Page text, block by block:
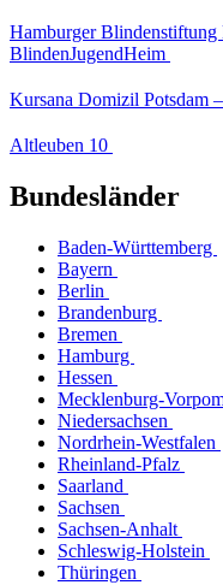
Hamburger
BlindenJugendHeim
Kursana Domizil Potsdam
Altleuben 10
Bundesländer
Baden-Württemberg
Bayern
Berlin
Brandenburg
Bremen
Hamburg
Hessen
Mecklenburg-
Niedersachsen
Nordrhein-Westfalen
Rheinland-Pfalz
Saarland
Sachsen
Sachsen-Anhalt
Schleswig-Holstein
Thüringen